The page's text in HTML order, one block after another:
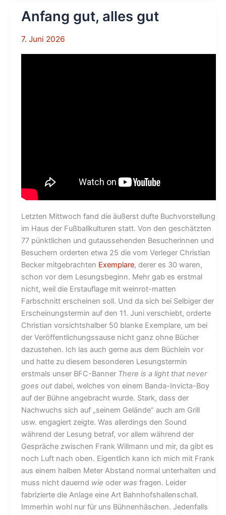
Anfang gut, alles gut
7. Juni 2026
Letzten Mittwoch fand die äußerst dufte Buchvorstellung
im Haus der Fußballkulturen statt. Von den geschätzten
77 pünktlichen und gutaussehenden Besucherinnen und
Besuchern orderten etwa 25 die vom Verleger Christian
Becker mitgebrachten Exemplare, derer es 30 waren,
schon vor dem Lesungsbeginn. Mehr gab es erstmal
nicht, weil die Erstauflage mit weinrot-matten
Farbschnitt erscheinen soll. Und da sich bei Selbiger der
Erscheinungstermin auf den 11. Juni verschiebt, orderte
Christian vorsichtshalber 50 blanke Exemplare, um bei
der Veröffentlichungssause nicht ganz ohne Bücher
dazustehen. Ich las auch gerne aus dem Büchlein vor
und hatte zu diesem besonderen Lesungstermin
erstmals unser BFC-Banner There is a light that never
goes outdabei, welches von einem Banda-Invicta-Boy
auf der Bühne angebracht wurde. Stark, dass der
Nachwuchs sich auf „seinem Gelände“ auch am Grill
usw. engagiert zeigte. Was allerdings den Sound
während der Lesung betraf, vor allem während der
Gespräche zwischen Frank Willmann und mir, da gibt es
noch Luft nach oben. Eigentlich kann ich mich mit Frank
aus einem halben Meter Abstand normal unterhalten und
muss nicht dauernd wie oder was fragen. Leider
fabrizierte die Anlage eine Art Bahnhofshallenschall.
Immerhin wohl nur für uns Bühnenhäschen. Jedenfalls